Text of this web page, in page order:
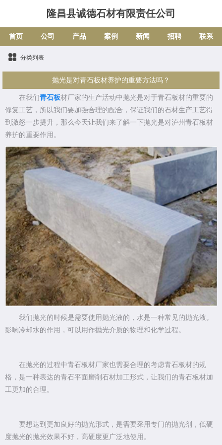
隆昌县诚德石材有限责任公司
首页 公司 产品 案例 新闻 招聘 联系
分类列表
抛光是对青石板材养护的重要方法吗？
在我们青石板材厂家的生产活动中抛光是对于青石板材的重要的
修复工艺，所以我们要加强合理的配合，保证我们的石材生产工艺得
到激怒一步提升，那么今天让我们来了解一下抛光是对泸州青石板材
养护的重要作用。
我们抛光的时候是需要使用抛光液的，水是一种常见的抛光液。
影响冷却水的作用，可以用作抛光介质的物理和化学过程。
在抛光的过程中青石板材厂家也需要合理的考虑青石板材的规
格，是一种表达的青石平面磨削石材加工形式，让我们的青石板材加
工更加的合理。
要想达到更加良好的抛光形式，是需要采用专门的抛光剂，低硬
度抛光的抛光效果不好，高硬度更广泛地使用。